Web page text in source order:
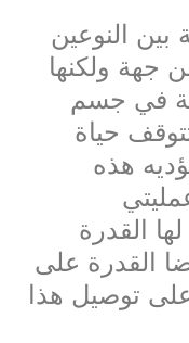
النوعين
جهة ولكنها
في جسم
حياة
هذه
القدرة
القدرة على
على توصيل هذا